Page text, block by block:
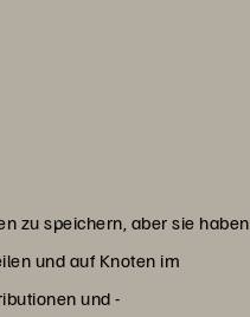
zu speichern, aber sie haben
und auf Knoten im
und -